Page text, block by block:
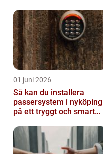
01 juni 2026
Så kan du installera
passersystem i nyköping
på ett tryggt och smart